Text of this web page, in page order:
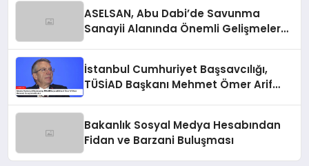
ASELSAN, Abu Dabi’de Savunma
Sanayii Alanında Önemli Gelişmelere
İstanbul Cumhuriyet Başsavcılığı,
TÜSİAD Başkanı Mehmet Ömer Arif
Bakanlık Sosyal Medya Hesabından
Fidan ve Barzani Buluşması